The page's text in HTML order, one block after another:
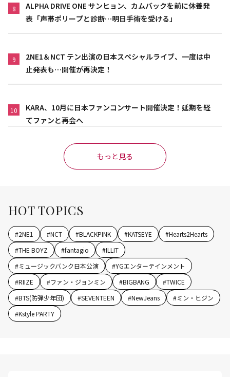
8
ALPHA DRIVE ONE サンヒョン、カムバックを前に休養発
表「声帯ポリープと診断…明日手術を受ける」
9
2NE1＆NCT テン出演の日本スペシャルライブ、一度は中
止発表も…開催が再決定！
10
KARA、10月に日本ファンコンサート開催決定！延期を経
てファンと再会へ
もっと見る
HOT TOPICS
#2NE1 #NCT #BLACKPINK #KATSEYE #Hearts2Hearts
#THE BOYZ #fantagio #ILLIT
#ミュージックバンク日本公演 #YGエンターテインメント
#RIIZE #ファン・ジョンミン #BIGBANG #TWICE
#BTS(防弾少年団) #SEVENTEEN #NewJeans #ミン・ヒジン
#Kstyle PARTY